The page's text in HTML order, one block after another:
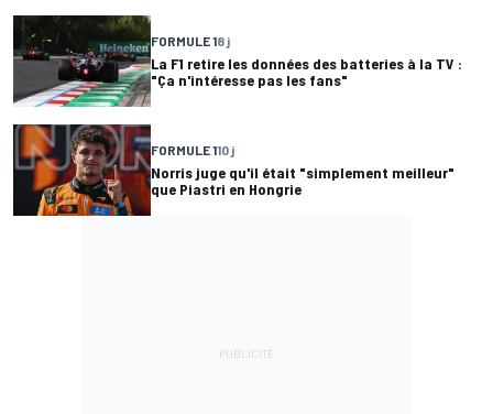
FORMULE 18 j
La F1 retire les données des batteries à la TV :
"Ça n'intéresse pas les fans"
FORMULE 110 j
Norris juge qu'il était "simplement meilleur"
que Piastri en Hongrie